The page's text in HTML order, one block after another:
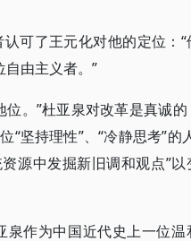
可了王元化对他的定位：“
由主义者。”
。”杜亚泉对改革是真诚
坚持理性”、“冷静思考”的
源中发掘新旧调和观点”
作为中国近代史上一位温